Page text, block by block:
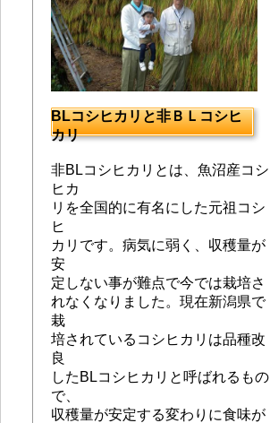
BLコシヒカリと非ＢＬコシヒ
カリ
非BLコシヒカリとは、魚沼産コシ
ヒカ
リを全国的に有名にした元祖コシ
ヒ
カリです。 病気に弱く、収穫量が
安
定しない事が難点で今では栽培さ
れなくなりました。現在新潟県で
栽
培されているコシヒカリは品種改
良
したBLコシヒカリと呼ばれるもの
で、
収穫量が安定する変わりに食味が